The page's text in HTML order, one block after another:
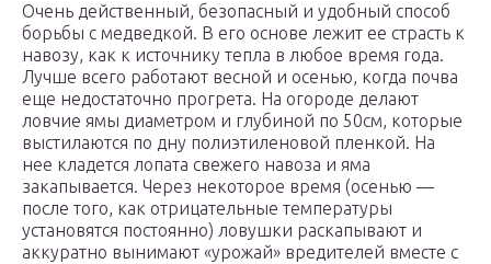
Очень действенный, безопасный и удобный способ
борьбы с медведкой. В его основе лежит ее страсть к
навозу, как к источнику тепла в любое время года.
Лучше всего работают весной и осенью, когда почва
еще недостаточно прогрета. На огороде делают
ловчие ямы диаметром и глубиной по 50см, которые
выстилаются по дну полиэтиленовой пленкой. На
нее кладется лопата свежего навоза и яма
закапывается. Через некоторое время (осенью —
после того, как отрицательные температуры
установятся постоянно) ловушки раскапывают и
аккуратно вынимают «урожай» вредителей вместе с